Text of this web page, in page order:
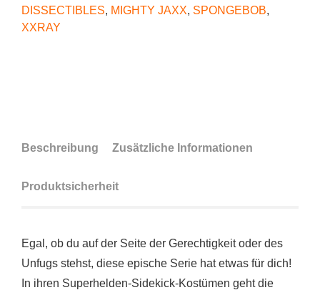
DISSECTIBLES, MIGHTY JAXX, SPONGEBOB,
XXRAY
Beschreibung Zusätzliche Informationen
Produktsicherheit
Egal, ob du auf der Seite der Gerechtigkeit oder des
Unfugs stehst, diese epische Serie hat etwas für dich!
In ihren Superhelden-Sidekick-Kostümen geht die